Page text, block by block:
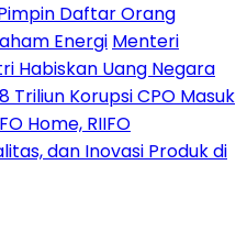
Daftar Orang
Energi Menteri
Habiskan Uang Negara
Triliun Korupsi CPO Masuk
Home, RIIFO
dan Inovasi Produk di